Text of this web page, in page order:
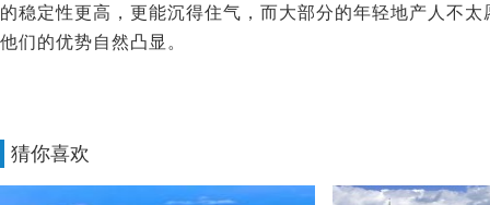
的稳定性更高，更能沉得住气，而大部分的年轻地产人不
他们的优势自然凸显。
猜你喜欢